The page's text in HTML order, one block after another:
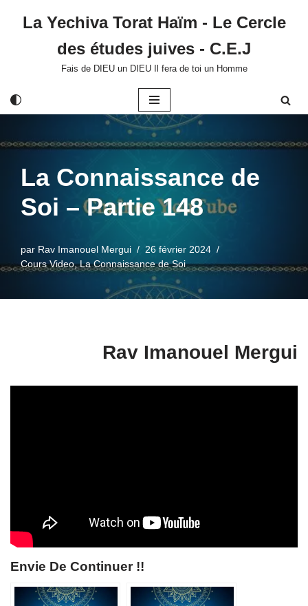
La Yechiva Torat Haïm - Le Cercle
des études juives - C.E.J
Fais de DIEU un DIEU Il fera de toi un Homme
La Connaissance de
Soi – Partie 148
par Rav Imanouel Mergui
26 février 2024
Cours Video,La Connaissance de Soi
Rav Imanouel Mergui
Envie De Continuer !!